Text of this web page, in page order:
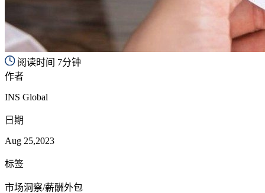
阅读时间 7分钟
作者
INS Global
日期
Aug 25,2023
标签
市场洞察/薪酬外包